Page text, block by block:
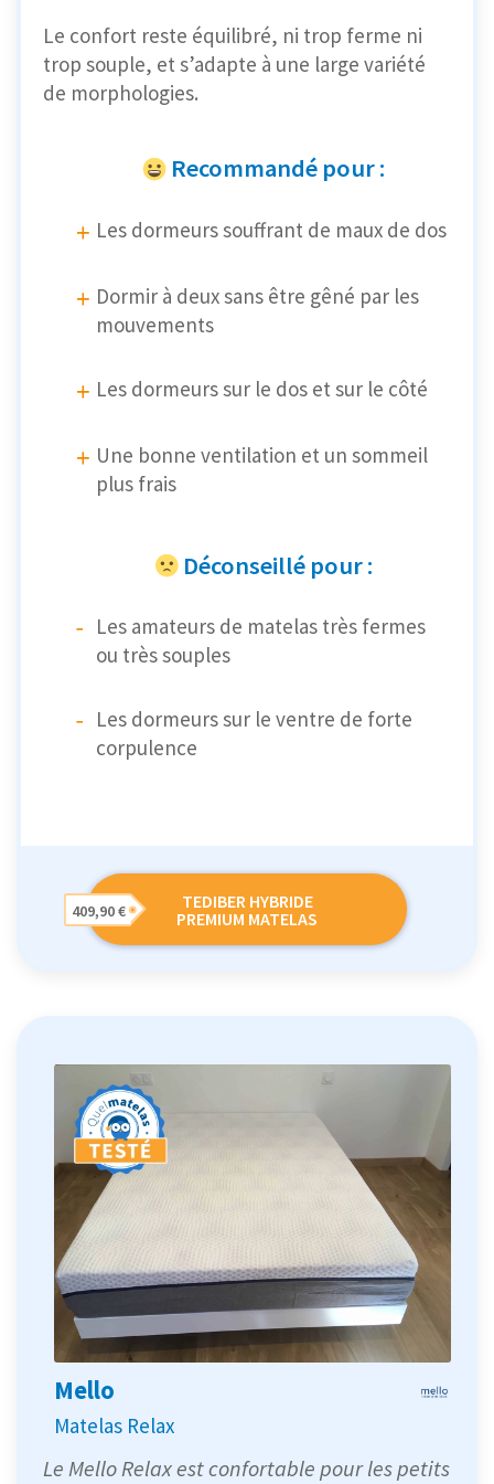
Le confort reste équilibré, ni trop ferme ni
trop souple, et s’adapte à une large variété
de morphologies.
Recommandé pour :
Les dormeurs souffrant de maux de dos
Dormir à deux sans être gêné par les
mouvements
Les dormeurs sur le dos et sur le côté
Une bonne ventilation et un sommeil
plus frais
Déconseillé pour :
Les amateurs de matelas très fermes
ou très souples
Les dormeurs sur le ventre de forte
corpulence
TEDIBER HYBRIDE
PREMIUM MATELAS
409,90 €
Mello
Matelas Relax
Le Mello Relax est confortable pour les petits